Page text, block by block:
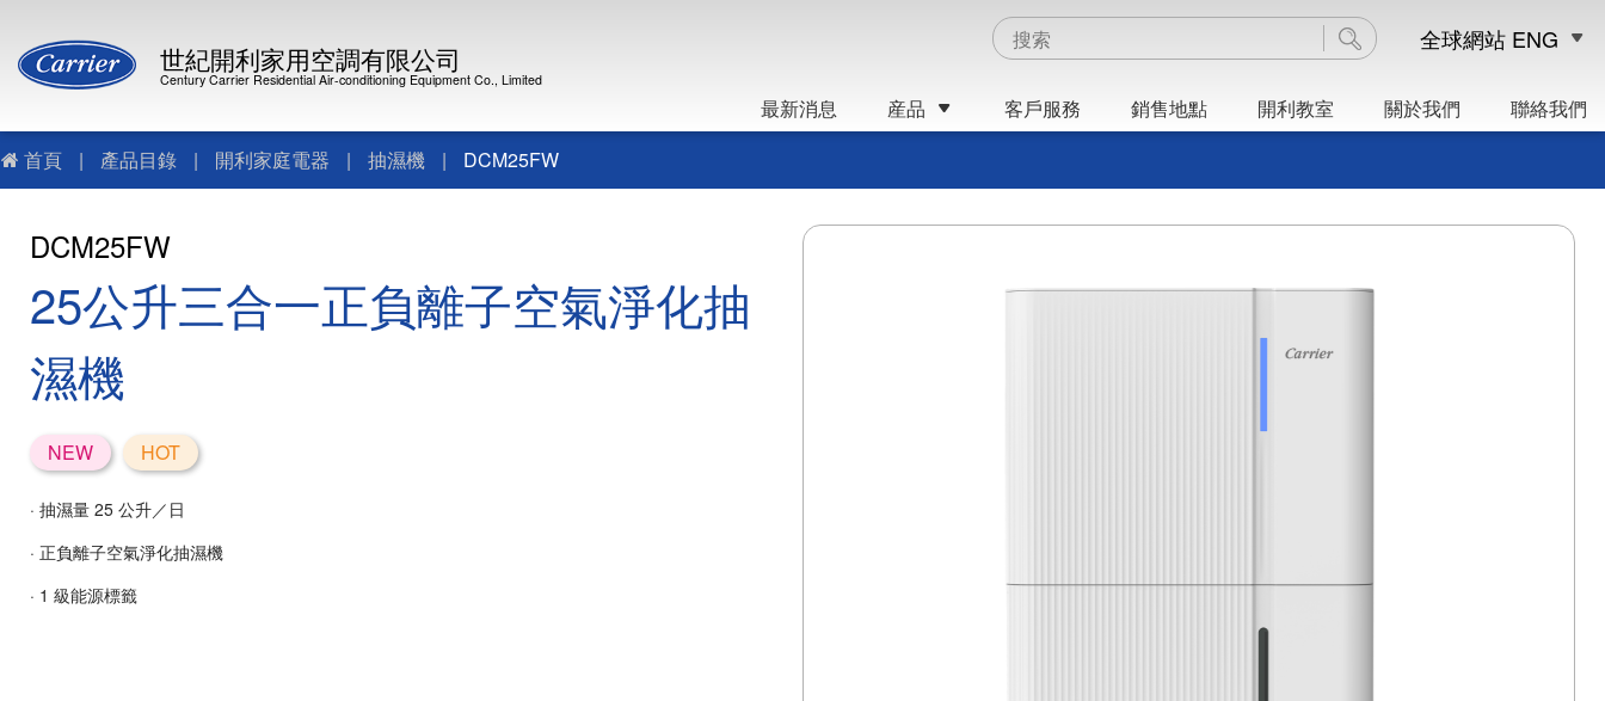
世紀開利家用空調有限公司
Century Carrier Residential Air-conditioning Equipment Co., Limited
最新消息 産品 客戶服務 銷售地點 開利教室 關於我們 聯絡我們
全球網站 ENG
首頁 | 產品目錄 | 開利家庭電器 | 抽濕機 | DCM25FW
DCM25FW
25公升三合一正負離子空氣淨化抽
濕機
NEW HOT
· 抽濕量 25 公升／日
· 正負離子空氣淨化抽濕機
· 1 級能源標籤